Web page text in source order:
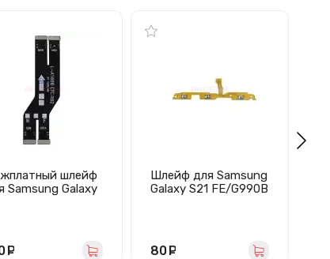
шлейф
Samsung Galaxy
Шлейф для Samsung
Galaxy S21 FE/G990B
80